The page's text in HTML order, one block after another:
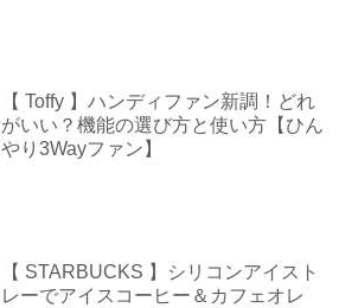
【 Toffy 】ハンディファン新調！どれ
がいい？機能の選び方と使い方【ひん
やり3Wayファン】
【 STARBUCKS 】シリコンアイスト
レーでアイスコーヒー＆カフェオレ